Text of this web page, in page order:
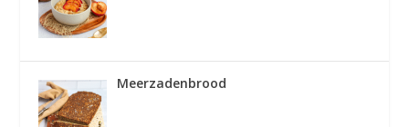
Meerzadenbrood